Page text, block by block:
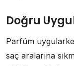
Doğru
Parfüm
saç aralarına